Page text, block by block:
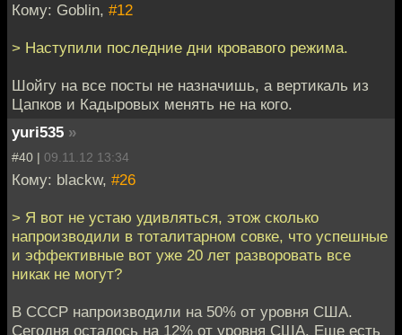
Кому: Goblin, #12
> Наступили последние дни кровавого режима.
Шойгу на все посты не назначишь, а вертикаль из
Цапков и Кадыровых менять не на кого.
yuri535 »
#40 | 09.11.12 13:34
Кому: blackw, #26
> Я вот не устаю удивляться, этож сколько
напроизводили в тоталитарном совке, что успешные
и эффективные вот уже 20 лет разворовать все
никак не могут?
В СССР напроизводили на 50% от уровня США.
Сегодня осталось на 12% от уровня США. Еще есть